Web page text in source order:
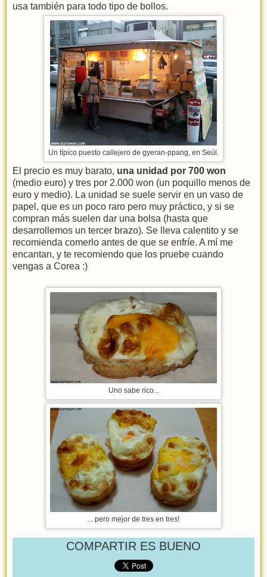
usa también para todo tipo de bollos.
Un típico puesto callejero de gyeran-ppang, en Seúl.
El precio es muy barato, una unidad por 700 won
(medio euro) y tres por 2.000 won (un poquillo menos de
euro y medio). La unidad se suele servir en un vaso de
papel, que es un poco raro pero muy práctico, y si se
compran más suelen dar una bolsa (hasta que
desarrollemos un tercer brazo). Se lleva calentito y se
recomienda comerlo antes de que se enfríe. A mí me
encantan, y te recomiendo que los pruebe cuando
vengas a Corea :)
Uno sabe rico...
... pero mejor de tres en tres!
COMPARTIR ES BUENO